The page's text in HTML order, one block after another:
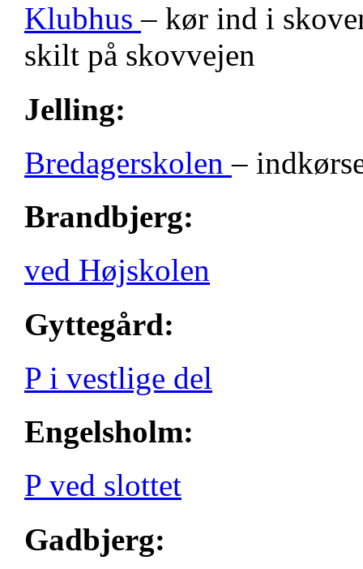
Klubhus– kør ind i
skilt på skovvejen
Jelling:
Bredagerskolen–
Brandbjerg:
ved Højskolen
Gyttegård:
P i vestlige del
Engelsholm:
P ved slottet
Gadbjerg: